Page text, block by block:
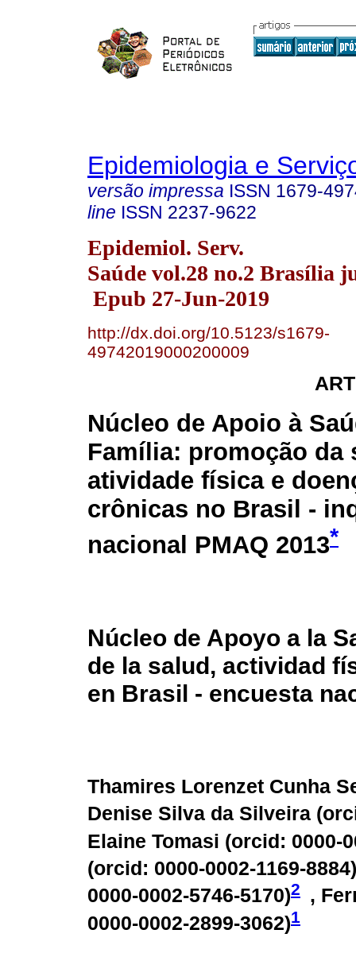
Epidemiologia e
versão impressa ISSN 1679-
line ISSN 2237-9622
Epidemiol. Serv.
Saúde vol.28 no.2 Brasília
Epub 27-Jun-2019
http://dx.doi.org/10.5123/s1679-
49742019000200009
Núcleo de Apoio à
Família: promoção da
atividade física e
crônicas no Brasil -
nacional PMAQ 2013*
Núcleo de Apoyo a la
de la salud, actividad
en Brasil - encuesta
Thamires Lorenzet Cunha
Denise Silva da Silveira (
Elaine Tomasi (orcid: 0000-
(orcid: 0000-0002-1169-8884)
0000-0002-5746-5170)2
,
0000-0002-2899-3062)1